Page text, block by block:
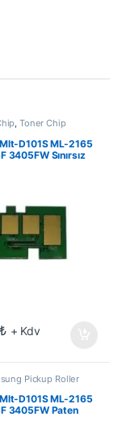
,Toner Chip
D101S ML-2165
3405FW Sınırsız
₺ + Kdv
Pickup Roller
D101S ML-2165
3405FW Paten